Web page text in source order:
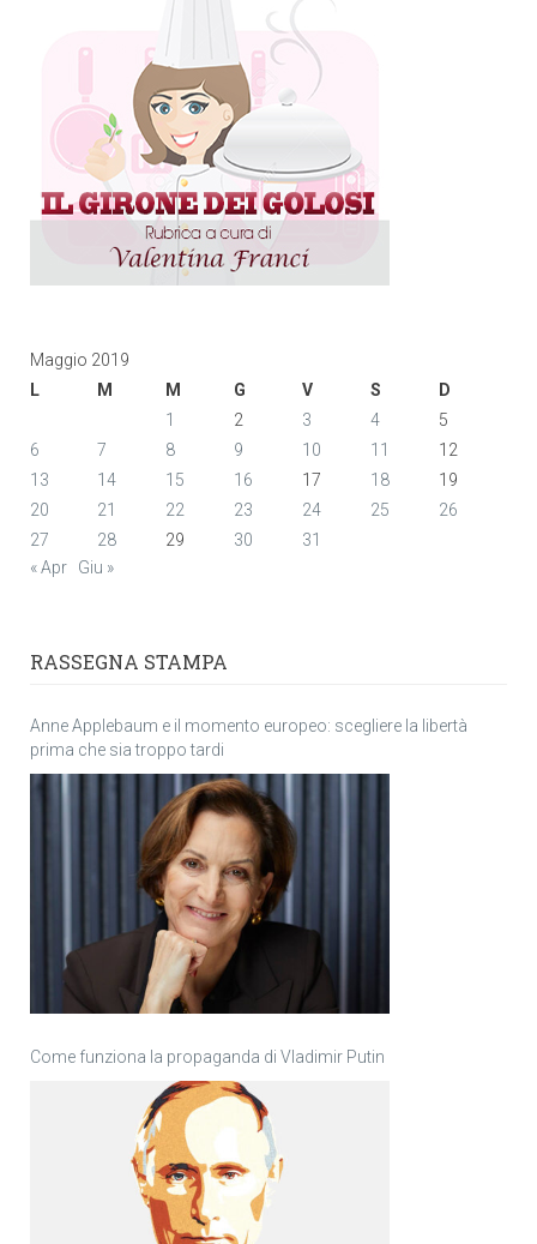
Maggio 2019
L
M M G V S
D
1
2 3 4
5
6
7 8 9 10 11
12
13
14 15 16 17 18
19
20
21 22 23 24 25
26
27
28 29 30
31
« Apr
Giu »
RASSEGNA STAMPA
Anne Applebaum e il momento europeo: scegliere la libertà
prima che sia troppo tardi
Come funziona la propaganda di Vladimir Putin